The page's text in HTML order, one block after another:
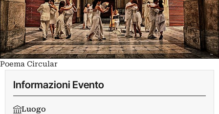
Poema Circular
Informazioni Evento
Luogo